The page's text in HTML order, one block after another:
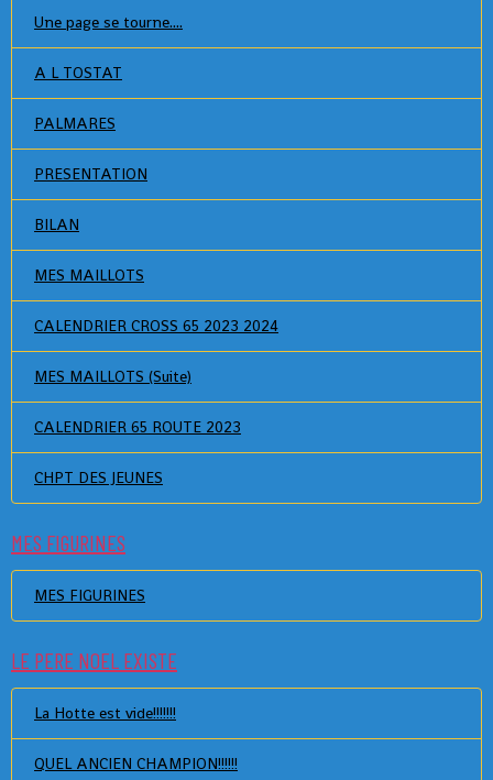
Une page se tourne....
A L TOSTAT
PALMARES
PRESENTATION
BILAN
MES MAILLOTS
CALENDRIER CROSS 65 2023 2024
MES MAILLOTS (Suite)
CALENDRIER 65 ROUTE 2023
CHPT DES JEUNES
MES FIGURINES
MES FIGURINES
LE PERE NOEL EXISTE
La Hotte est vide!!!!!!!
QUEL ANCIEN CHAMPION!!!!!!